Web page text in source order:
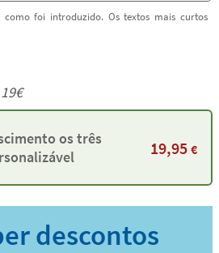
foi introduzido. Os textos mais curtos
os três
19,95 €